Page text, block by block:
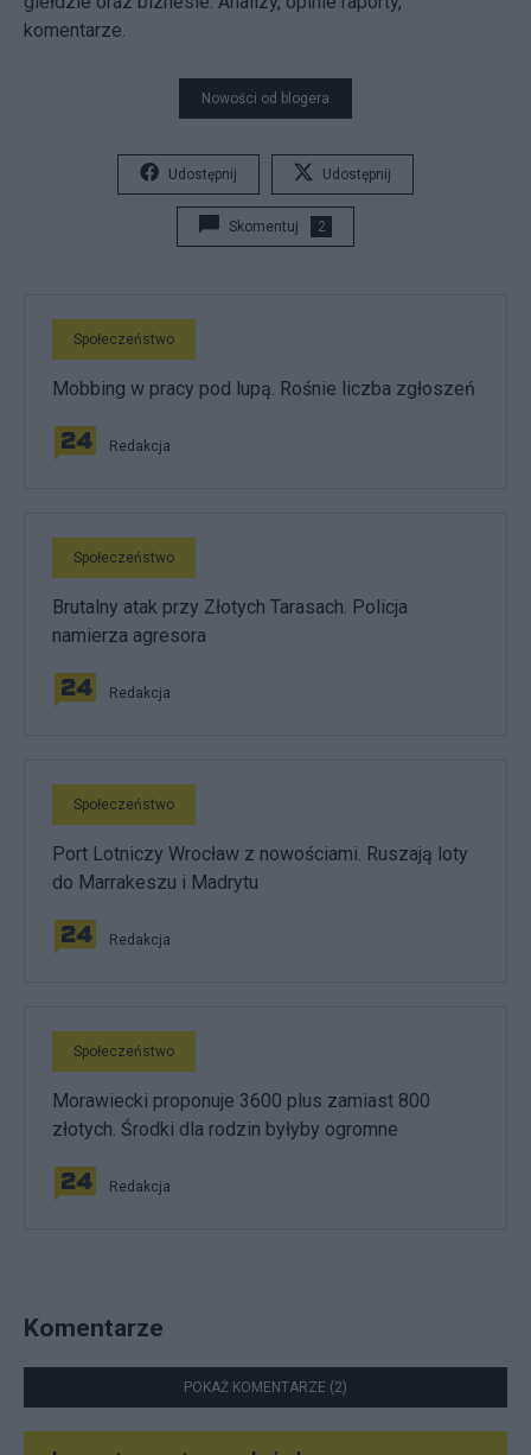
komentarze.
Nowości od blogera
Udostępnij Udostępnij
Skomentuj 2
Społeczeństwo
Mobbing w pracy pod lupą. Rośnie liczba zgłoszeń
Redakcja
Społeczeństwo
Brutalny atak przy Złotych Tarasach. Policja
namierza agresora
Redakcja
Społeczeństwo
Port Lotniczy Wrocław z nowościami. Ruszają loty
do Marrakeszu i Madrytu
Redakcja
Społeczeństwo
Morawiecki proponuje 3600 plus zamiast 800
złotych. Środki dla rodzin byłyby ogromne
Redakcja
Komentarze
POKAŻ KOMENTARZE (2)